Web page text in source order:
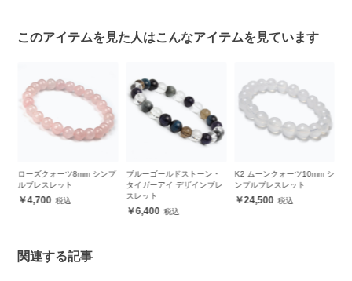
このアイテムを見た人はこんなアイテムを見ています
ローズクォーツ8mm シンプ
ルブレスレット
4,700
ブルーゴールドストーン・
タイガーアイ デザインブレ
スレット
6,400
K2 ムーンクォーツ10mm シ
ンプルブレスレット
24,500
関連する記事